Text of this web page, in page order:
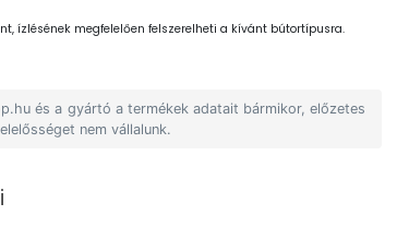
ízlésének megfelelően felszerelheti a kívánt bútortípusra.
és a gyártó a termékek adatait bármikor, előzetes
nem vállalunk.